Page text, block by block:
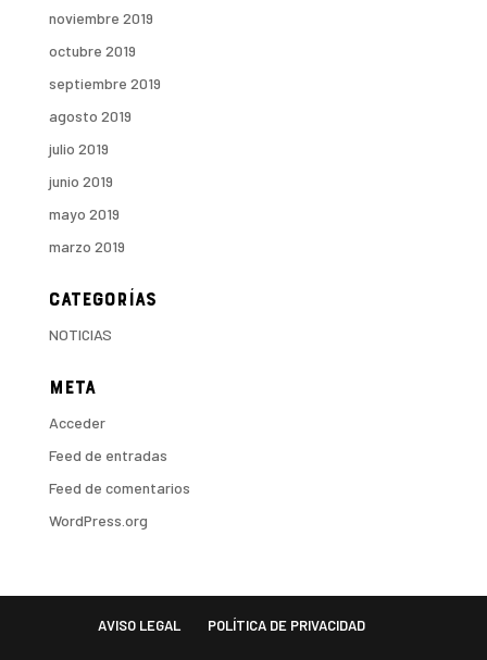
noviembre 2019
octubre 2019
septiembre 2019
agosto 2019
julio 2019
junio 2019
mayo 2019
marzo 2019
Categorías
NOTICIAS
Meta
Acceder
Feed de entradas
Feed de comentarios
WordPress.org
AVISO LEGAL POLÍTICA DE PRIVACIDAD